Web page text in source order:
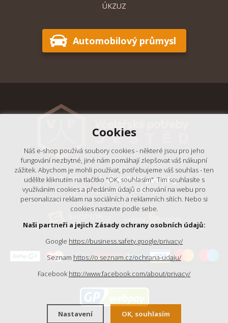
ÚKZUZ
Automobilový průmysl
© 2018 - 2026, Včelařské potřeby
- Výrobní podnik Ještěd, s.r.o.
Cookies
Náš e-shop používá soubory cookies - některé jsou pro jeho
fungování nezbytné, jiné nám pomáhají zlepšovat váš nákupní
zážitek. Abychom je mohli používat, potřebujeme váš souhlas - ten
udělíte kliknutím na tlačítko "OK, souhlasím". Tím souhlasíte s
využíváním cookies a předáním údajů o chování na webu pro
personalizaci reklam na sociálních a reklamních sítích. Nebo si
cookies nastavte podle sebe.
Naši partneři a jejich Zásady ochrany osobních údajů:
Google https://business.safety.google/privacy/
Seznam https://o.seznam.cz/ochrana-udaju/
Facebook http://www.facebook.com/about/privacy/
Nastavení OK, souhlasím